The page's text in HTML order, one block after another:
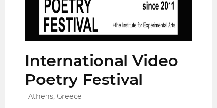
International Video
Poetry Festival
Athens, Greece